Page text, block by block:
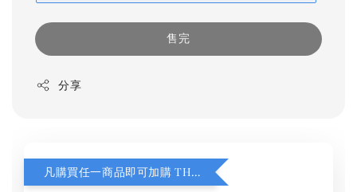
售完
分享
凡購買任一商品即可加購 THT 九週年 同一片天空 無框畫 30 x 30 cm 附掛勾 (黑膠封面大小）